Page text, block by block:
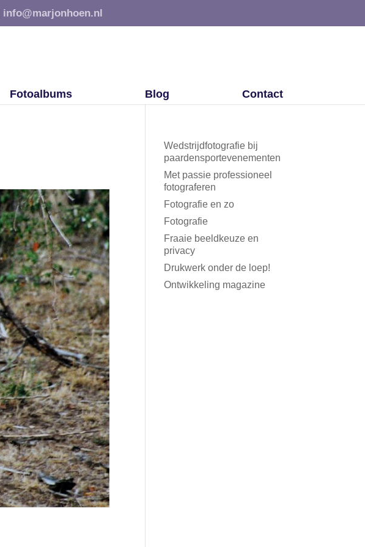
info@marjonhoen.nl
Fotoalbums Blog Contact
Wedstrijdfotografie bij
paardensportevenementen
Met passie professioneel
fotograferen
Fotografie en zo
Fotografie
Fraaie beeldkeuze en
privacy
Drukwerk onder de loep!
Ontwikkeling magazine